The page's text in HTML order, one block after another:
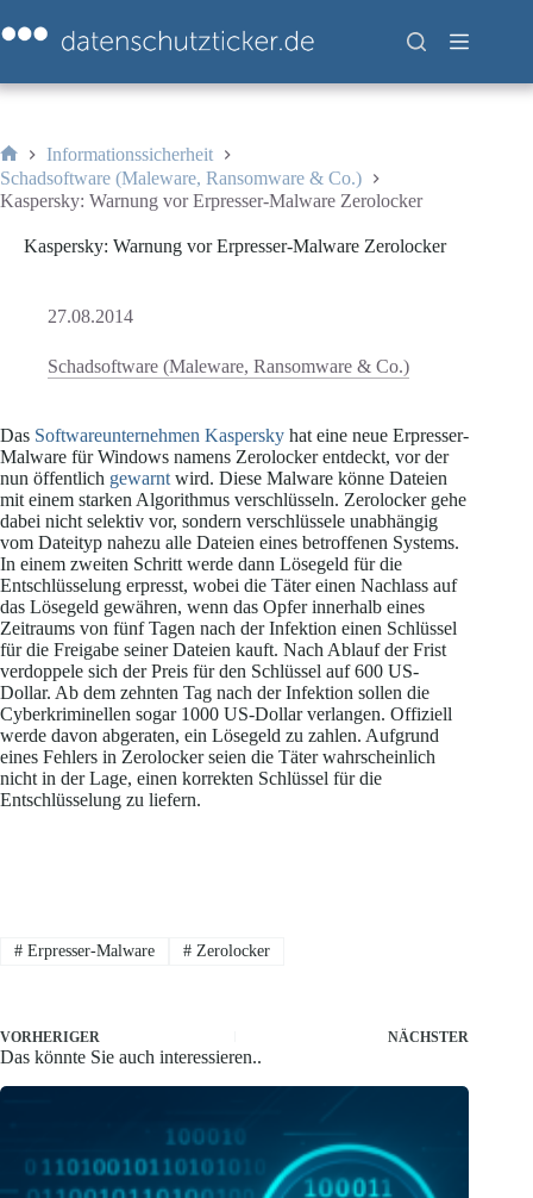
Inhalt
springen
Start
Informationssicherheit
Schadsoftware (Maleware, Ransomware & Co.)
Kaspersky: Warnung vor Erpresser-Malware Zerolocker
Kaspersky: Warnung vor Erpresser-Malware Zerolocker
27.08.2014
Schadsoftware (Maleware, Ransomware & Co.)
Das Softwareunternehmen Kaspersky hat eine neue Erpresser-
Malware für Windows namens Zerolocker entdeckt, vor der
nun öffentlich gewarnt wird. Diese Malware könne Dateien
mit einem starken Algorithmus verschlüsseln. Zerolocker gehe
dabei nicht selektiv vor, sondern verschlüssele unabhängig
vom Dateityp nahezu alle Dateien eines betroffenen Systems.
In einem zweiten Schritt werde dann Lösegeld für die
Entschlüsselung erpresst, wobei die Täter einen Nachlass auf
das Lösegeld gewähren, wenn das Opfer innerhalb eines
Zeitraums von fünf Tagen nach der Infektion einen Schlüssel
für die Freigabe seiner Dateien kauft. Nach Ablauf der Frist
verdoppele sich der Preis für den Schlüssel auf 600 US-
Dollar. Ab dem zehnten Tag nach der Infektion sollen die
Cyberkriminellen sogar 1000 US-Dollar verlangen. Offiziell
werde davon abgeraten, ein Lösegeld zu zahlen. Aufgrund
eines Fehlers in Zerolocker seien die Täter wahrscheinlich
nicht in der Lage, einen korrekten Schlüssel für die
Entschlüsselung zu liefern.
#Erpresser-Malware #Zerolocker
VORHERIGER NÄCHSTER
Das könnte Sie auch interessieren..